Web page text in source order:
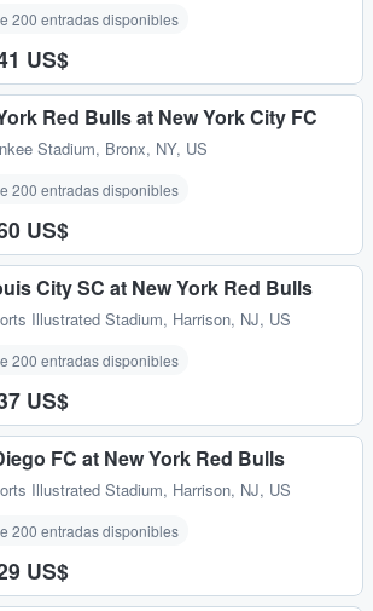
200 entradas disponibles
US$
Red Bulls at New York City FC
Stadium, Bronx, NY, US
200 entradas disponibles
US$
City SC at New York Red Bulls
Illustrated Stadium, Harrison, NJ, US
200 entradas disponibles
US$
FC at New York Red Bulls
Illustrated Stadium, Harrison, NJ, US
200 entradas disponibles
US$